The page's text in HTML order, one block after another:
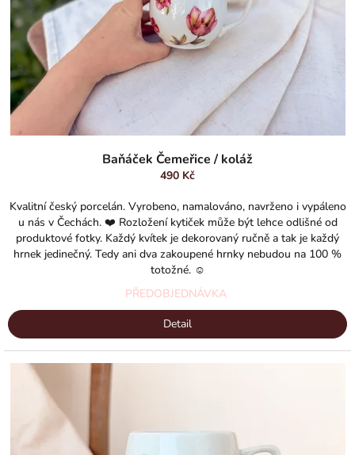
Baňáček Čemeřice / koláž
490 Kč
Kvalitní český porcelán. Vyrobeno, namalováno, navrženo i vypáleno
u nás v Čechách. ❤️ Rozložení kytiček může být lehce odlišné od
produktové fotky. Každý kvítek je dekorovaný ručně a tak je každý
hrnek jedinečný. Tedy ani dva zakoupené hrnky nebudou na 100 %
totožné. ☺️
PŘEDOBJEDNÁVKA
Detail